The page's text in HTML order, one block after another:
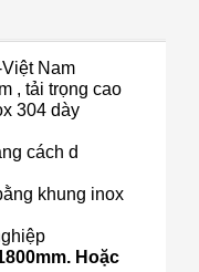
Nam
, tải trọng cao
304 dày
cách d
khung inox
Hoặc